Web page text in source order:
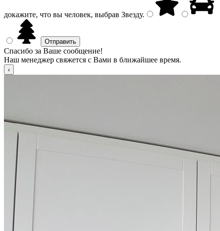
докажите, что вы человек, выбрав Звезду.
Спасибо за Ваше сообщение!
Наш менеджер свяжется с Вами в ближайшее время.